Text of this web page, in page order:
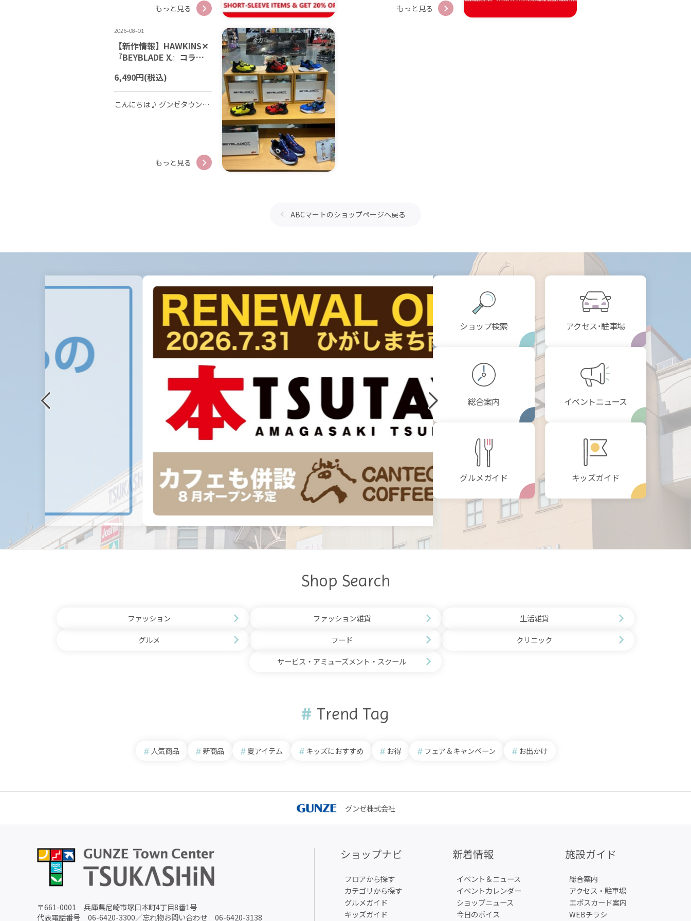
もっと見る もっと見る
2026-08-01
【新作情報】HAWKINS✕
『BEYBLADE X』コラボ
6,490円(税込)
こんにちは♪ グンゼタウンセンターつかしん2FのABC-MARTです！ 今回は大注目のスペシャルコラボを紹介します☆ HAWKINSのダイヤルスニーカーと『BEYBLADE X』のスペシャルコラボが実現！ トップのダイヤルを回すだけでフィット感の調整◎脱ぎ履きも簡単◎ ダイヤルシリーズは、お子さま一人でも素早く着脱が可能な人気モデルです！！ 今回のコラボシューズは、 まるでベイブレードそのものがダイヤルになったようなデザイン☆ どこに行くにも大好きなベイブレードと一緒に過ごせる・・・ この夏最高の相棒になること間違いなしのアイテムに仕上がっています！ 発売を記念してコラボシューズをご購入のお客様に、先着でスペシャルステッカーを配布しています。 夏休み期間にぜひご来店いただき、お楽しみください♪ (HP担当：H)
もっと見る
ABCマートのショップページへ戻る
ショップ検索 アクセス･駐車場
総合案内 イベントニュース
グルメガイド キッズガイド
Shop Search
ファッション ファッション雑貨
生活雑貨
グルメ
フード
クリニック
サービス・アミューズメント・スクール
Trend Tag
人気商品 新商品 夏アイテム キッズにおすすめ お得 フェア＆キャンペーン お出かけ
グンゼ株式会社
〒661-0001
兵庫県尼崎市塚口本町4丁目8番1号
代表電話番号
06-6420-3300／忘れ物お問い合わせ 06-6420-3138
ショップナビ
フロアから探す
カテゴリから探す
グルメガイド
キッズガイド
新着情報
イベント＆ニュース
イベントカレンダー
ショップニュース
今日のボイス
施設ガイド
総合案内
アクセス・駐車場
エポスカード案内
WEBチラシ